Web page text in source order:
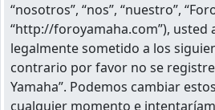
“nosotros”, “nos”, “nuestro”,
“http://foroyamaha.com”), usted
legalmente sometido a los
contrario por favor no se registre
Yamaha”. Podemos cambiar
cualquier momento e